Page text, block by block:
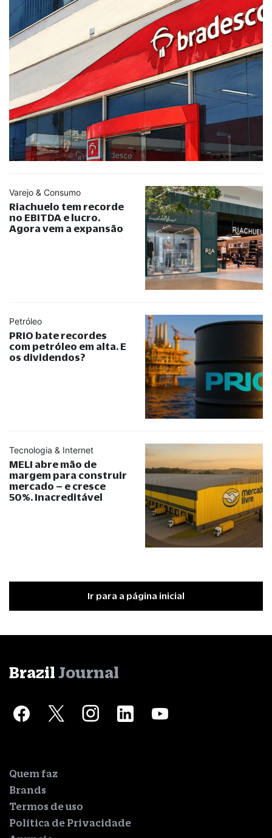
Varejo & Consumo
Riachuelo tem recorde
no EBITDA e lucro.
Agora vem a expansão
Petróleo
PRIO bate recordes
com petróleo em alta. E
os dividendos?
Tecnologia & Internet
MELI abre mão de
margem para construir
mercado – e cresce
50%. Inacreditável
Ir para a página inicial
Brazil Journal
Quem faz
Brands
Termos de uso
Política de Privacidade